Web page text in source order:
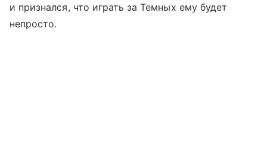
и признался, что играть за Темных ему будет
непросто.